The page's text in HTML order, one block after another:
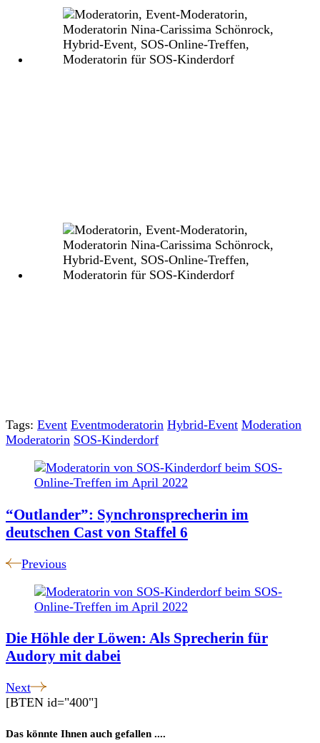
Tags: Event Eventmoderatorin Hybrid-Event Moderation
Moderatorin SOS-Kinderdorf
Post
Navigation
“Outlander”: Synchronsprecherin im
deutschen Cast von Staffel 6
Previous
Die Höhle der Löwen: Als Sprecherin für
Audory mit dabei
Next
[BTEN id="400"]
Das könnte Ihnen auch gefallen ....